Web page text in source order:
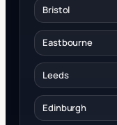
Bristol
Eastbourne
Leeds
Edinburgh